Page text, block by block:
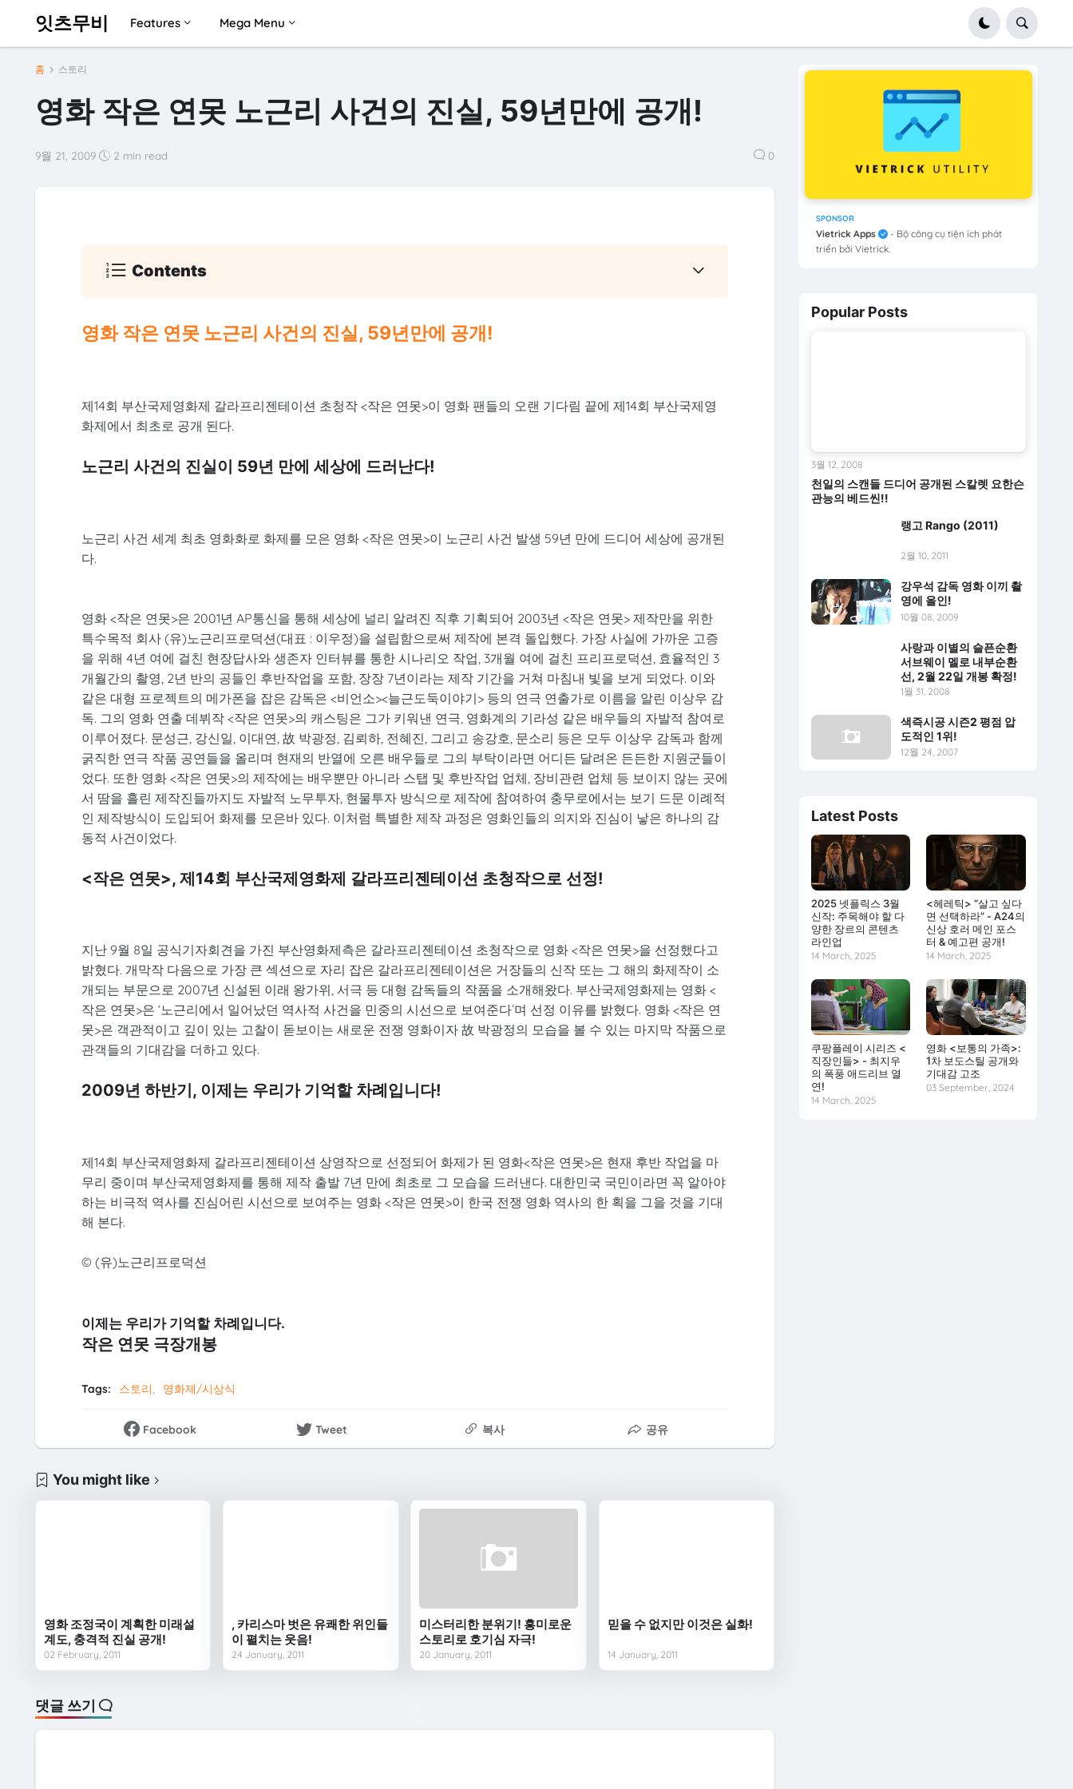
잇츠무비 Features Mega Menu
홈 스토리
영화 작은 연못 노근리 사건의 진실, 59년만에 공개!
9월 21, 2009 2 min read 0
Contents
영화 작은 연못 노근리 사건의 진실, 59년만에 공개!
제14회 부산국제영화제 갈라프리젠테이션 초청작 <작은 연못>이 영화 팬들의 오랜 기다림 끝에 제14회 부산국제영
화제에서 최초로 공개 된다.
노근리 사건의 진실이 59년 만에 세상에 드러난다!
노근리 사건 세계 최초 영화화로 화제를 모은 영화 <작은 연못>이 노근리 사건 발생 59년 만에 드디어 세상에 공개된
다.
영화 <작은 연못>은 2001년 AP통신을 통해 세상에 널리 알려진 직후 기획되어 2003년 <작은 연못> 제작만을 위한
특수목적 회사 (유)노근리프로덕션(대표 : 이우정)을 설립함으로써 제작에 본격 돌입했다. 가장 사실에 가까운 고증
을 위해 4년 여에 걸친 현장답사와 생존자 인터뷰를 통한 시나리오 작업, 3개월 여에 걸친 프리프로덕션, 효율적인 3
개월간의 촬영, 2년 반의 공들인 후반작업을 포함, 장장 7년이라는 제작 기간을 거쳐 마침내 빛을 보게 되었다. 이와
같은 대형 프로젝트의 메가폰을 잡은 감독은 <비언소><늘근도둑이야기> 등의 연극 연출가로 이름을 알린 이상우 감
독. 그의 영화 연출 데뷔작 <작은 연못>의 캐스팅은 그가 키워낸 연극, 영화계의 기라성 같은 배우들의 자발적 참여로
이루어졌다. 문성근, 강신일, 이대연, 故 박광정, 김뢰하, 전혜진, 그리고 송강호, 문소리 등은 모두 이상우 감독과 함께
굵직한 연극 작품 공연들을 올리며 현재의 반열에 오른 배우들로 그의 부탁이라면 어디든 달려온 든든한 지원군들이
었다. 또한 영화 <작은 연못>의 제작에는 배우뿐만 아니라 스탭 및 후반작업 업체, 장비관련 업체 등 보이지 않는 곳에
서 땀을 흘린 제작진들까지도 자발적 노무투자, 현물투자 방식으로 제작에 참여하여 충무로에서는 보기 드문 이례적
인 제작방식이 도입되어 화제를 모은바 있다. 이처럼 특별한 제작 과정은 영화인들의 의지와 진심이 낳은 하나의 감
동적 사건이었다.
<작은 연못>, 제14회 부산국제영화제 갈라프리젠테이션 초청작으로 선정!
지난 9월 8일 공식기자회견을 가진 부산영화제측은 갈라프리젠테이션 초청작으로 영화 <작은 연못>을 선정했다고
밝혔다. 개막작 다음으로 가장 큰 섹션으로 자리 잡은 갈라프리젠테이션은 거장들의 신작 또는 그 해의 화제작이 소
개되는 부문으로 2007년 신설된 이래 왕가위, 서극 등 대형 감독들의 작품을 소개해왔다. 부산국제영화제는 영화 <
작은 연못>은 ‘노근리에서 일어났던 역사적 사건을 민중의 시선으로 보여준다’며 선정 이유를 밝혔다. 영화 <작은 연
못>은 객관적이고 깊이 있는 고찰이 돋보이는 새로운 전쟁 영화이자 故 박광정의 모습을 볼 수 있는 마지막 작품으로
관객들의 기대감을 더하고 있다.
2009년 하반기, 이제는 우리가 기억할 차례입니다!
제14회 부산국제영화제 갈라프리젠테이션 상영작으로 선정되어 화제가 된 영화<작은 연못>은 현재 후반 작업을 마
무리 중이며 부산국제영화제를 통해 제작 출발 7년 만에 최초로 그 모습을 드러낸다. 대한민국 국민이라면 꼭 알아야
하는 비극적 역사를 진심어린 시선으로 보여주는 영화 <작은 연못>이 한국 전쟁 영화 역사의 한 획을 그을 것을 기대
해 본다.
© (유)노근리프로덕션
이제는 우리가 기억할 차례입니다.
작은 연못 극장개봉
Tags: 스토리 영화제/시상식
Facebook Tweet 복사 공유
You might like
영화 조정국이 계획한 미래설
계도, 충격적 진실 공개!
02 February, 2011
, 카리스마 벗은 유쾌한 위인들
이 펼치는 웃음!
24 January, 2011
미스터리한 분위기! 흥미로운
스토리로 호기심 자극!
20 January, 2011
믿을 수 없지만 이것은 실화!
14 January, 2011
댓글 쓰기
SPONSOR
Vietrick Apps
- Bộ công cụ tiện ích phát
triển bởi Vietrick.
Popular Posts
천일의 스캔들 드디어 공개된 스칼렛 요한슨
관능의 베드씬!!
3월 12, 2008
랭고 Rango (2011)
2월 10, 2011
강우석 감독 영화 이끼 촬
영에 올인!
10월 08, 2009
사랑과 이별의 슬픈순환
서브웨이 멜로 내부순환
선, 2월 22일 개봉 확정!
1월 31, 2008
색즉시공 시즌2 평점 압
도적인 1위!
12월 24, 2007
Latest Posts
2025 넷플릭스 3월
신작: 주목해야 할 다
양한 장르의 콘텐츠
라인업
14 March, 2025
<헤레틱> “살고 싶다
면 선택하라” - A24의
신상 호러 메인 포스
터 & 예고편 공개!
14 March, 2025
쿠팡플레이 시리즈 <
직장인들> - 최지우
의 폭풍 애드리브 열
연!
14 March, 2025
영화 <보통의 가족>:
1차 보도스틸 공개와
기대감 고조
03 September, 2024